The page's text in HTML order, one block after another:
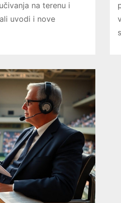
na terenu i
uvodi i nove